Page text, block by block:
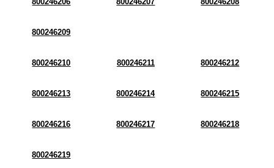
800246209
800246210 800246211 800246212
800246213 800246214 800246215
800246216 800246217 800246218
800246219